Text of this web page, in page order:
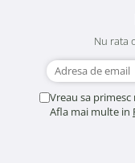
Nu rata
Vreau sa
Afla mai multe in